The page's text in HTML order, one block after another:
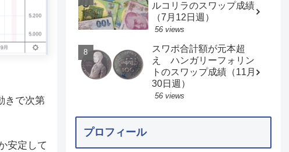
きで次第
安定して
ルコリラのスワップ成績
（7月12日週）
56 views
スワポ合計額が元本超
え ハンガリーフォリン
トのスワップ成績（11月
30日週）
56 views
プロフィール